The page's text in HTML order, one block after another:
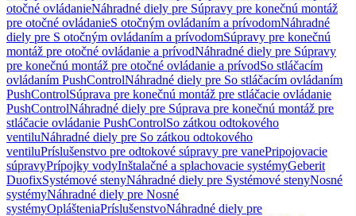
otočné ovládanieNáhradné diely pre Súpravy pre konečnú montáž
pre otočné ovládanieS otočným ovládaním a prívodomNáhradné
diely pre S otočným ovládaním a prívodomSúpravy pre konečnú
montáž pre otočné ovládanie a prívodNáhradné diely pre Súpravy
pre konečnú montáž pre otočné ovládanie a prívodSo stláčacím
ovládaním PushControlNáhradné diely pre So stláčacím ovládaním
PushControlSúprava pre konečnú montáž pre stláčacie ovládanie
PushControlNáhradné diely pre Súprava pre konečnú montáž pre
stláčacie ovládanie PushControlSo zátkou odtokového
ventiluNáhradné diely pre So zátkou odtokového
ventiluPríslušenstvo pre odtokové súpravy pre vanePripojovacie
súpravyPrípojky vodyInštalačné a splachovacie systémyGeberit
DuofixSystémové stenyNáhradné diely pre Systémové stenyNosné
systémyNáhradné diely pre Nosné
systémyOplášteniaPríslušenstvoNáhradné diely pre